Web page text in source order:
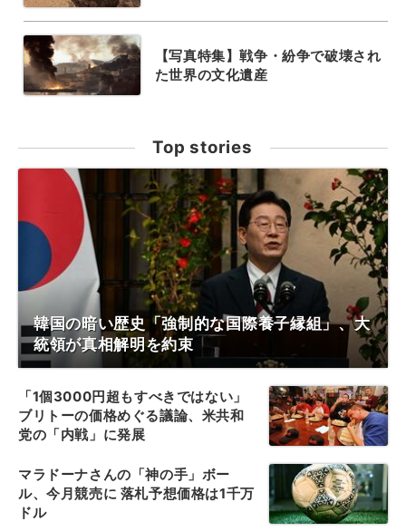
【写真特集】戦争・紛争で破壊され
た世界の文化遺産
Top stories
韓国の暗い歴史「強制的な国際養子縁組」、大
統領が真相解明を約束
「1個3000円超もすべきではない」
ブリトーの価格めぐる議論、米共和
党の「内戦」に発展
マラドーナさんの「神の手」ボー
ル、今月競売に 落札予想価格は1千万
ドル